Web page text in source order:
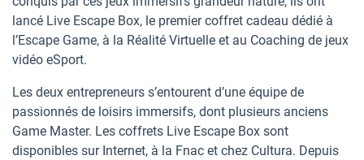
lancé Live Escape Box, le premier coffret cadeau dédié à
l’Escape Game, à la Réalité Virtuelle et au Coaching de jeux
vidéo eSport.
Les deux entrepreneurs s’entourent d’une équipe de
passionnés de loisirs immersifs, dont plusieurs anciens
Game Master. Les coffrets Live Escape Box sont
disponibles sur Internet, à la Fnac et chez Cultura. Depuis